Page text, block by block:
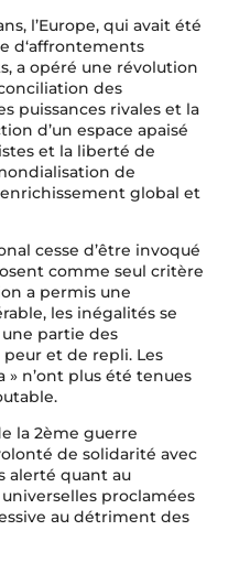
l’Europe, qui avait été
d‘affrontements
a opéré une révolution
des
puissances rivales et la
d’un espace apaisé
et la liberté de
de
global et
cesse d’être invoqué
comme seul critère
a permis une
les inégalités se
partie des
et de repli. Les
» n’ont plus été tenues
la 2ème guerre
de solidarité avec
alerté quant au
proclamées
au détriment des